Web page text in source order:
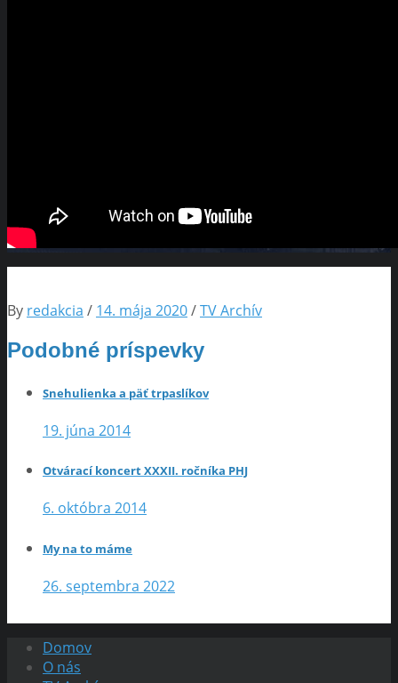
By redakcia / 14. mája 2020/TV Archív
Podobné príspevky
Snehulienka a päť trpaslíkov
19. júna 2014
Otvárací koncert XXXII. ročníka PHJ
6. októbra 2014
My na to máme
26. septembra 2022
Domov
O nás